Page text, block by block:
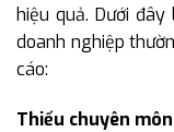
hiệu quả. Dưới
doanh nghiệp
cáo:
Thiếu chuyên